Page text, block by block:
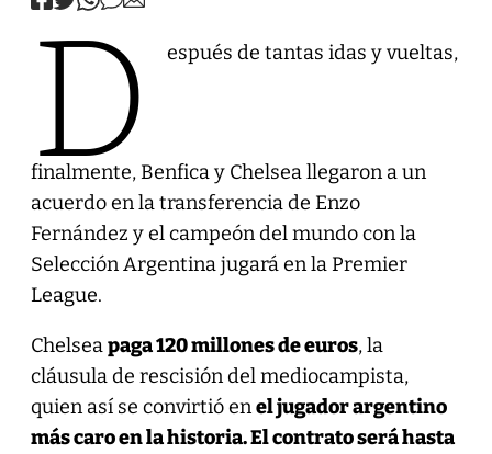
D espués de tantas idas y vueltas,
finalmente, Benfica y Chelsea llegaron a un
acuerdo en la transferencia de Enzo
Fernández y el campeón del mundo con la
Selección Argentina jugará en la Premier
League.
Chelseapaga 120 millones de euros, la
cláusula de rescisión del mediocampista,
quien así se convirtió enel jugador argentino
más caro en la historia. El contrato será hasta